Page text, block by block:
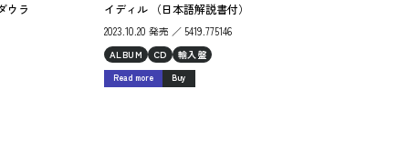
ウラ
イディル （日本語解説書付）
2023.10.20 発売 ／ 5419.775146
ALBUM CD 輸入盤
Read more Buy